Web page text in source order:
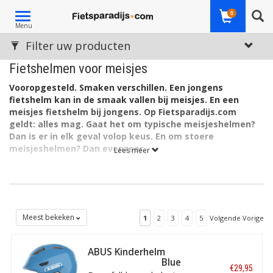
Toggle
navigation
Menu
0
Fietshelmen voor meisjes
Vooropgesteld. Smaken verschillen. Een jongens
fietshelm kan in de smaak vallen bij meisjes. En een
meisjes fietshelm bij jongens. Op Fietsparadijs.com
geldt: alles mag. Gaat het om typische meisjeshelmen?
Dan is er in elk geval volop keus. En om stoere
meisjeshelmen? Dan evenzeer.
Lees meer
Filter uw producten
Meest bekeken 1 2 3 4 5 Volgende Vorige
ABUS Kinderhelm
Smiley 3.0 Shiny Blue
€29,95